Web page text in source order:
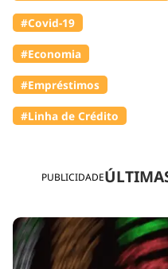
PUBLICIDADE
#Covid-19
#Economia
#Empréstimos
#Linha de Crédito